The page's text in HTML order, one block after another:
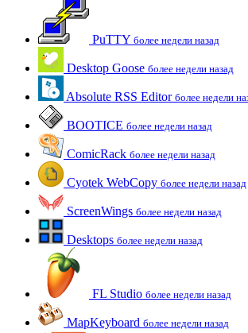
PuTTY более недели назад
Desktop Goose более недели назад
Absolute RSS Editor более недели
BOOTICE более недели назад
ComicRack более недели назад
Cyotek WebCopy более недели назад
ScreenWings более недели назад
Desktops более недели назад
FL Studio более недели назад
MapKeyboard более недели назад